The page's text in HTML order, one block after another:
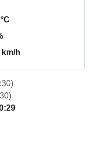
km/h